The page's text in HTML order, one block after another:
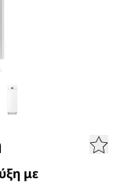
με